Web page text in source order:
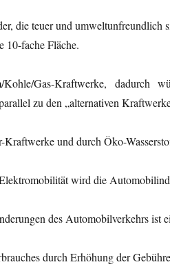
die teuer und
10-fache Fläche.
Gas-Kraftwerke, dadurch
zu den „alternativen
und durch Öko-
wird die
des Automobilverkehrs
durch Erhöhung der